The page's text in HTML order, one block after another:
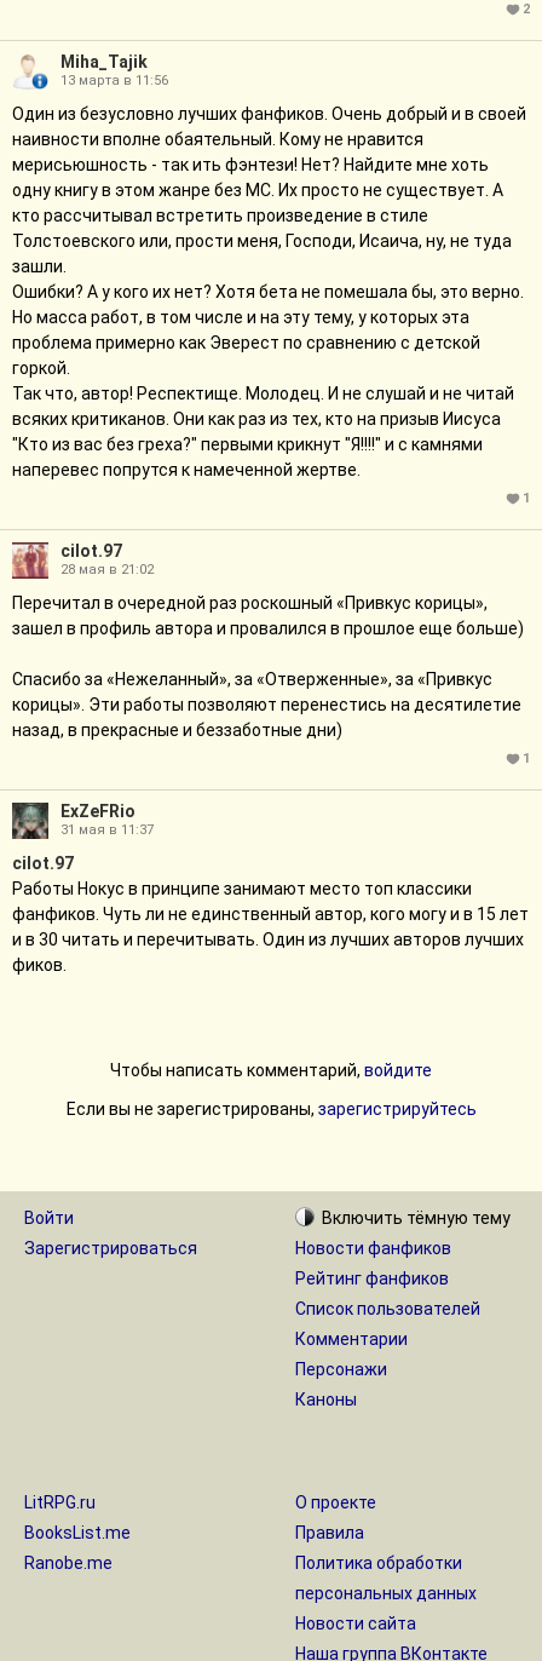
2
Miha_Tajik
13 марта в 11:56
Один из безусловно лучших фанфиков. Очень добрый и в своей
наивности вполне обаятельный. Кому не нравится
мерисьюшность - так ить фэнтези! Нет? Найдите мне хоть
одну книгу в этом жанре без МС. Их просто не существует. А
кто рассчитывал встретить произведение в стиле
Толстоевского или, прости меня, Господи, Исаича, ну, не туда
зашли.
Ошибки? А у кого их нет? Хотя бета не помешала бы, это верно.
Но масса работ, в том числе и на эту тему, у которых эта
проблема примерно как Эверест по сравнению с детской
горкой.
Так что, автор! Респектище. Молодец. И не слушай и не читай
всяких критиканов. Они как раз из тех, кто на призыв Иисуса
"Кто из вас без греха?" первыми крикнут "Я!!!!" и с камнями
наперевес попрутся к намеченной жертве.
1
cilot.97
28 мая в 21:02
Перечитал в очередной раз роскошный «Привкус корицы»,
зашел в профиль автора и провалился в прошлое еще больше)
Спасибо за «Нежеланный», за «Отверженные», за «Привкус
корицы». Эти работы позволяют перенестись на десятилетие
назад, в прекрасные и беззаботные дни)
1
ExZeFRio
31 мая в 11:37
cilot.97
Работы Нокус в принципе занимают место топ классики
фанфиков. Чуть ли не единственный автор, кого могу и в 15 лет
и в 30 читать и перечитывать. Один из лучших авторов лучших
фиков.
Чтобы написать комментарий, войдите
Если вы не зарегистрированы, зарегистрируйтесь
Войти
Зарегистрироваться
Включить тёмную тему
Новости фанфиков
Рейтинг фанфиков
Список пользователей
Комментарии
Персонажи
Каноны
LitRPG.ru
BooksList.me
Ranobe.me
О проекте
Правила
Политика обработки
персональных данных
Новости сайта
Наша группа ВКонтакте